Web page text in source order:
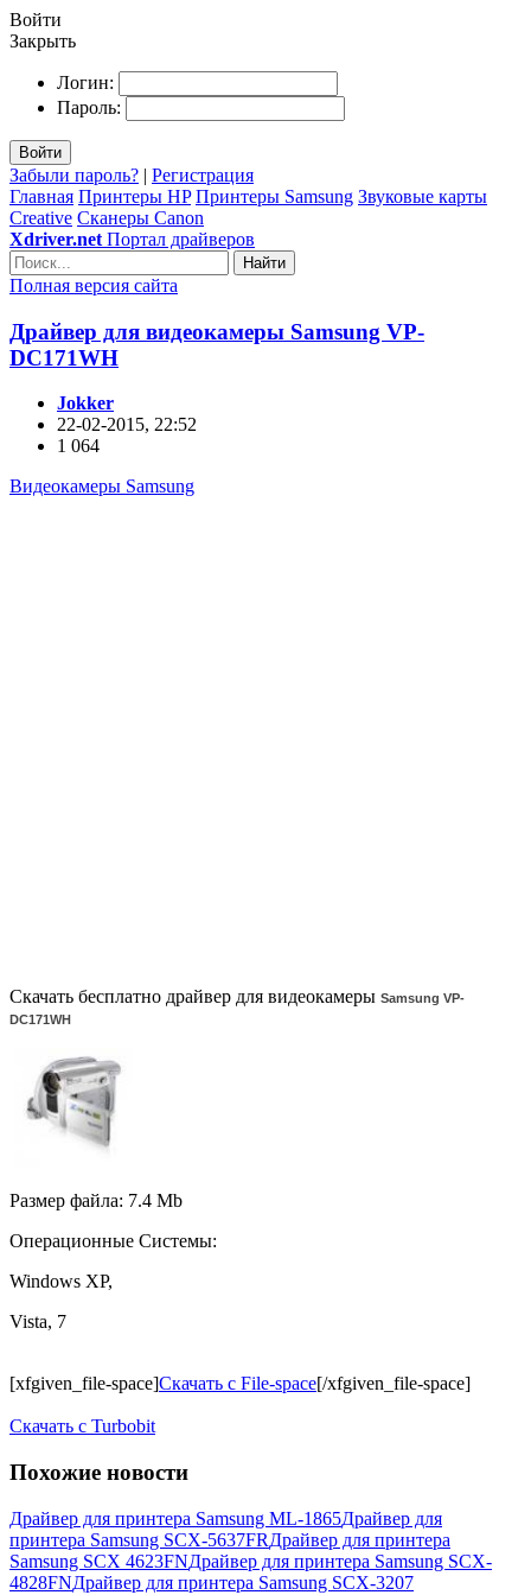
Войти
Закрыть
Логин:
Пароль:
Войти
Забыли пароль? | Регистрация
Главная Принтеры HP Принтеры Samsung Звуковые карты
Creative Сканеры Canon
Xdriver.net Портал драйверов
Найти
Полная версия сайта
Драйвер для видеокамеры Samsung VP-
DC171WH
Jokker
22-02-2015, 22:52
1 064
Видеокамеры Samsung
Скачать бесплатно драйвер для видеокамеры Samsung VP-
DC171WH
Размер файла: 7.4 Mb
Операционные Системы:
Windows XP,
Vista, 7
[xfgiven_file-space]Скачать с File-space[/xfgiven_file-space]
Скачать c Turbobit
Похожие новости
Драйвер для принтера Samsung ML-1865Драйвер для
принтера Samsung SCX-5637FRДрайвер для принтера
Samsung SCX 4623FNДрайвер для принтера Samsung SCX-
4828FNДрайвер для принтера Samsung SCX-3207